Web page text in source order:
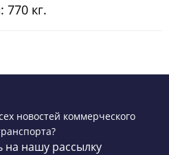
кг.
новостей коммерческого
нашу рассылку